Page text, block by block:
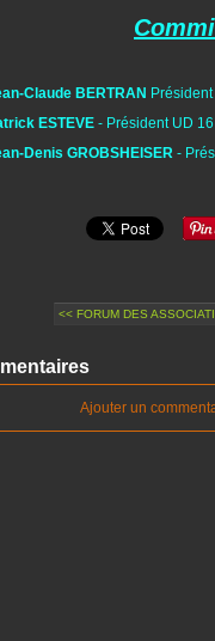
Claude BERTRAN
ESTEVE - Président UD
Denis GROBSHEISER -
<< FORUM DES
Ajouter un